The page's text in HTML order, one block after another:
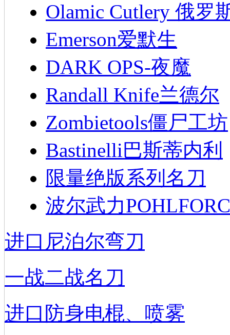
Olamic Cutlery 俄罗
Emerson爱默生
DARK OPS-夜魔
Randall Knife兰德尔
Zombietools僵尸工坊
Bastinelli巴斯蒂内利
限量绝版系列名刀
波尔武力
进口尼泊尔弯刀
一战二战名刀
进口防身电棍、喷雾